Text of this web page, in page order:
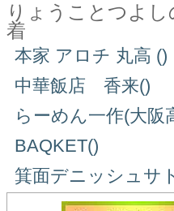
りょうことつよ
着
本家 アロチ 丸高 ()
中華飯店 香来()
らーめん一作(大阪
BAQKET()
箕面デニッシュサ